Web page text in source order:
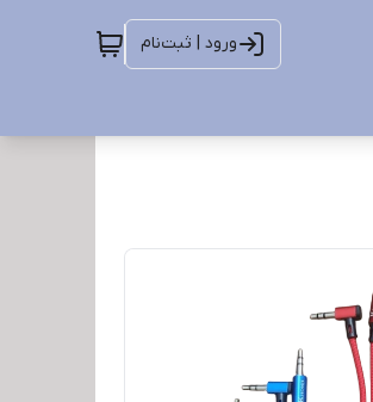
ورود | ثبت‌نام